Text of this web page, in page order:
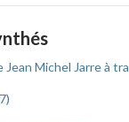
Jean Michel Jarre à